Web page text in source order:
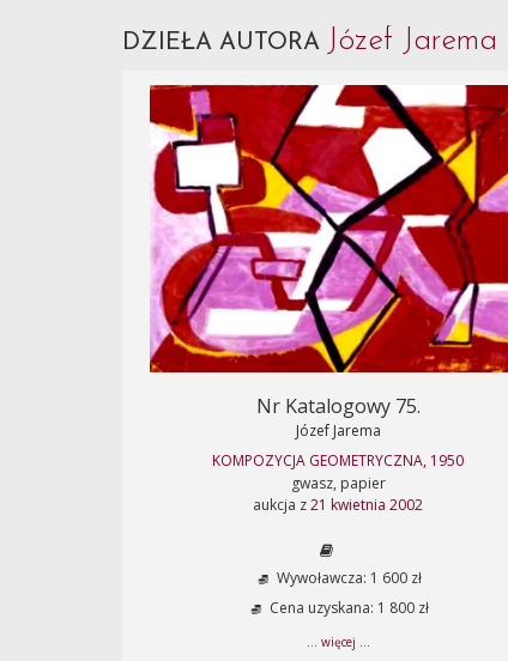
DZIEŁA AUTORA Józef Jarema
Nr Katalogowy 75.
Józef Jarema
KOMPOZYCJA GEOMETRYCZNA, 1950
gwasz, papier
aukcja z21 kwietnia 2002
Wywoławcza: 1 600 zł
Cena uzyskana: 1 800 zł
... więcej ...